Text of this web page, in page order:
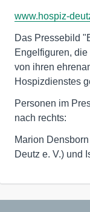
www.hospiz-
Das Pressebild
Engelfiguren,
von ihren
Hospizdienstes
Personen im
nach rechts:
Marion
Deutz e. V.) und